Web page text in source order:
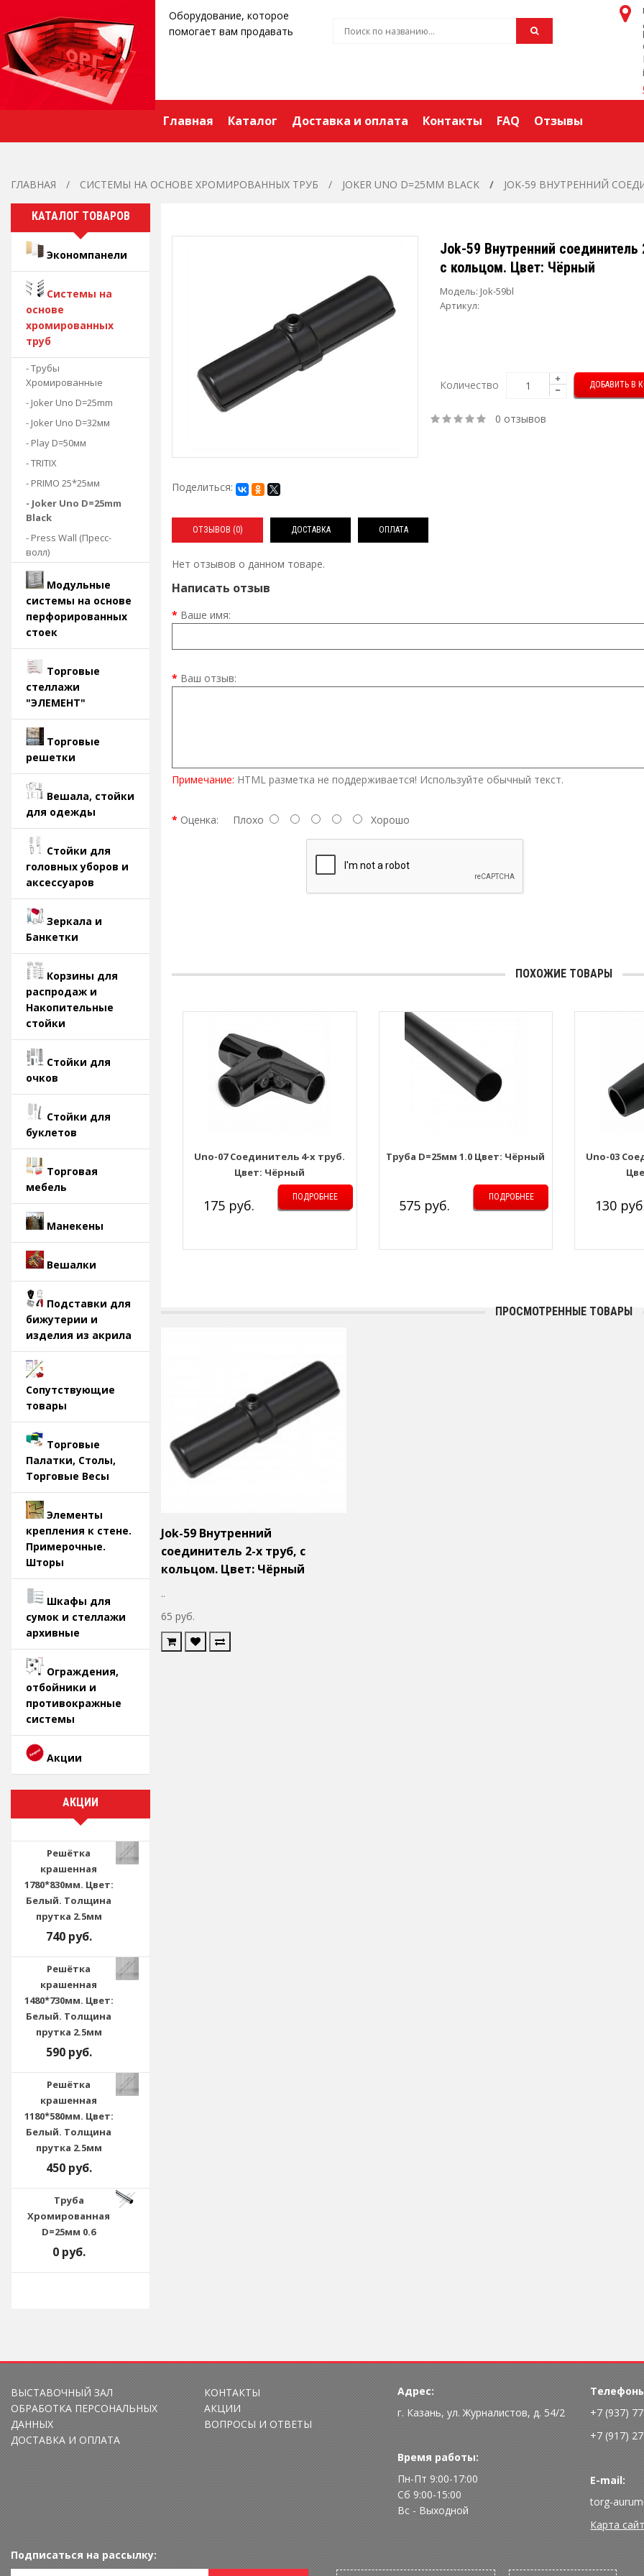
Оборудование, которое
помогает вам продавать
Главная Каталог Доставка и оплата Контакты FAQ Отзывы
ГЛАВНАЯ СИСТЕМЫ НА ОСНОВЕ ХРОМИРОВАННЫХ ТРУБ JOKER UNO D=25MM BLACK JOK-59 ВНУТРЕННИЙ
КАТАЛОГ ТОВАРОВ
Экономпанели
Системы на
основе
хромированных
труб
- Трубы
Хромированные
- Joker Uno D=25mm
- Joker Uno D=32мм
- Play D=50мм
- TRITIX
- PRIMO 25*25мм
- Joker Uno D=25mm
Black
- Press Wall (Пресс-
волл)
Модульные
системы на основе
перфорированных
стоек
Торговые
стеллажи
"ЭЛЕМЕНТ"
Торговые
решетки
Вешала, стойки
для одежды
Стойки для
головных уборов и
аксессуаров
Зеркала и
Банкетки
Корзины для
распродаж и
Накопительные
стойки
Стойки для
очков
Стойки для
буклетов
Торговая
мебель
Манекены
Вешалки
Подставки для
бижутерии и
изделия из акрила
Сопутствующие
товары
Торговые
Палатки, Столы,
Торговые Весы
Элементы
крепления к стене.
Примерочные.
Шторы
Шкафы для
сумок и стеллажи
архивные
Ограждения,
отбойники и
противокражные
системы
Акции
АКЦИИ
Решётка
крашенная
1780*830мм. Цвет:
Белый. Толщина
прутка 2.5мм
740 руб.
Решётка
крашенная
1480*730мм. Цвет:
Белый. Толщина
прутка 2.5мм
590 руб.
Решётка
крашенная
1180*580мм. Цвет:
Белый. Толщина
прутка 2.5мм
450 руб.
Труба
Хромированная
D=25мм 0.6
0 руб.
Jok-59 Внутренний соединитель
с кольцом. Цвет: Чёрный
Модель: Jok-59bl
Артикул:
Количество
0 отзывов
Поделиться:
ОТЗЫВОВ (0) ДОСТАВКА ОПЛАТА
Нет отзывов о данном товаре.
Написать отзыв
Ваше имя:
Ваш отзыв:
Примечание: HTML разметка не поддерживается! Используйте обычный текст.
Оценка: Плохо Хорошо
ПОХОЖИЕ ТОВАРЫ
Uno-07 Соединитель 4-х труб.
Цвет: Чёрный
175 руб. ПОДРОБНЕЕ
Труба D=25мм 1.0 Цвет: Чёрный
575 руб. ПОДРОБНЕЕ
Uno-03
130
ПРОСМОТРЕННЫЕ ТОВАРЫ
Jok-59 Внутренний
соединитель 2-х труб, с
кольцом. Цвет: Чёрный
..
65 руб.
ВЫСТАВОЧНЫЙ ЗАЛ
ОБРАБОТКА ПЕРСОНАЛЬНЫХ
ДАННЫХ
ДОСТАВКА И ОПЛАТА
КОНТАКТЫ
АКЦИИ
ВОПРОСЫ И ОТВЕТЫ
Адрес:
г. Казань, ул. Журналистов, д. 54/2
Время работы:
Пн-Пт 9:00-17:00
Сб 9:00-15:00
Вс - Выходной
+7 (937)
+7 (917)
E-mail:
torg-
Карта
Подписаться на рассылку: